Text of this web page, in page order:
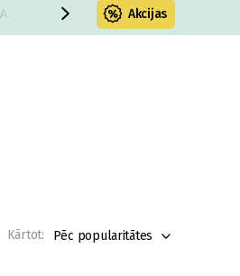
Armatūra un metāls Fasādes
Akcijas
Kārtot: Pēc popularitātes